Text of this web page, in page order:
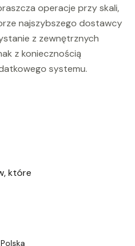
operacje przy skali,
najszybszego dostawcy
z zewnętrznych
z koniecznością
systemu.
które